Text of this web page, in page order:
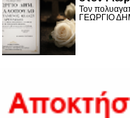
Τον
ΓΕΩΡΓΙΟ